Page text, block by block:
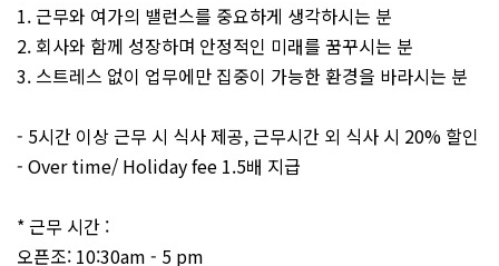
1. 근무와 여가의 밸런스를 중요하게 생각하시는 분
2. 회사와 함께 성장하며 안정적인 미래를 꿈꾸시는 분
3. 스트레스 없이 업무에만 집중이 가능한 환경을 바라시는 분
- 5시간 이상 근무 시 식사 제공, 근무시간 외 식사 시 20% 할인
- Over time/ Holiday fee 1.5배 지급
* 근무 시간 :
오픈조: 10:30am - 5 pm